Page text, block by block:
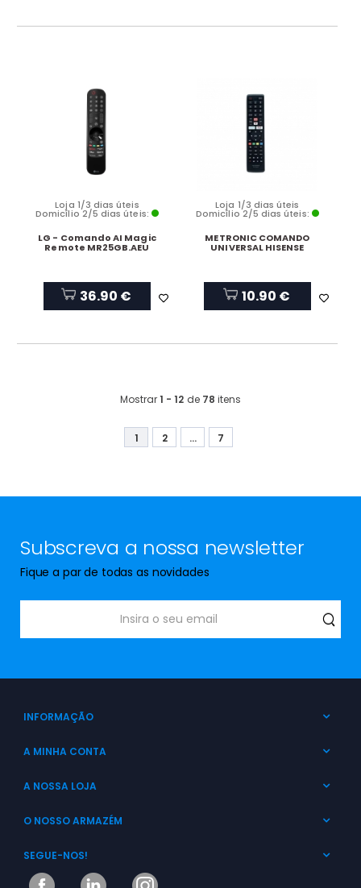
Loja 1/3 dias úteis
Domicílio 2/5 dias úteis:
LG - Comando AI Magic
Remote MR25GB.AEU
36.90 €
Loja 1/3 dias úteis
Domicílio 2/5 dias úteis:
METRONIC COMANDO
UNIVERSAL HISENSE
10.90 €
Mostrar1 - 12 de 78 itens
1 2 ... 7
Subscreva a nossa newsletter
Fique a par de todas as novidades
INFORMAÇÃO
A MINHA CONTA
A NOSSA LOJA
O NOSSO ARMAZÉM
SEGUE-NOS!